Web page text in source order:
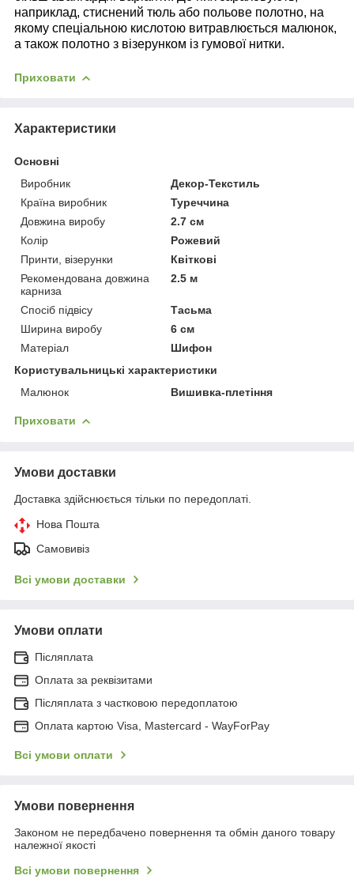
наприклад, стиснений тюль або польове полотно, на
якому спеціальною кислотою витравлюється малюнок,
а також полотно з візерунком із гумової нитки.
Приховати
Характеристики
Основні
Виробник
Декор-Текстиль
Країна виробник
Туреччина
Довжина виробу
2.7 см
Колір
Рожевий
Принти, візерунки
Квіткові
Рекомендована довжина
карниза
2.5 м
Спосіб підвісу
Тасьма
Ширина виробу
6 см
Матеріал
Шифон
Користувальницькі характеристики
Малюнок
Вишивка-плетіння
Приховати
Умови доставки
Доставка здійснюється тільки по передоплаті.
Нова Пошта
Самовивіз
Всі умови доставки
Умови оплати
Післяплата
Оплата за реквізитами
Післяплата з частковою передоплатою
Оплата картою Visa, Mastercard - WayForPay
Всі умови оплати
Умови повернення
Законом не передбачено повернення та обмін даного товару
належної якості
Всі умови повернення